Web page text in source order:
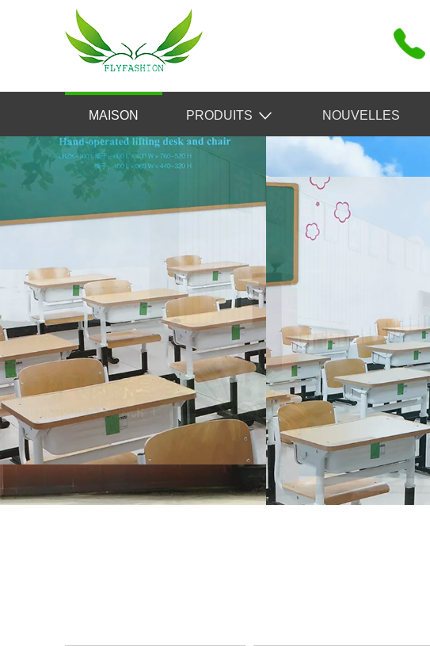
MAISON PRODUITS NOUVELLES